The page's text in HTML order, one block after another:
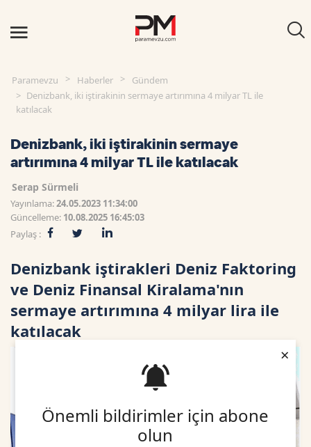
Önemli bildirimler için abone
olun
×
Paramevzu Haberler
Gündem
Denizbank, iki iştirakinin sermaye artırımına 4 milyar TL ile
katılacak
Denizbank, iki iştirakinin sermaye
artırımına 4 milyar TL ile katılacak
Serap Sürmeli
Yayınlama:24.05.2023 11:34:00
Güncelleme: 10.08.2025 16:45:03
Paylaş :
Denizbank iştirakleri Deniz Faktoring
ve Deniz Finansal Kiralama'nın
sermaye artırımına 4 milyar lira ile
katılacak